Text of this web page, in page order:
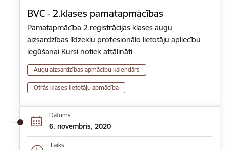
BVC - 2.klases pamatapmācības
Pamatapmācība 2.reģistrācijas klases augu
aizsardzības līdzekļu profesionālo lietotāju apliecību
iegūšanai Kursi notiek attālināti
Augu aizsardzības apmācību kalendārs
Otrās klases lietotāju apmācība
Datums
6. novembris, 2020
Laiks